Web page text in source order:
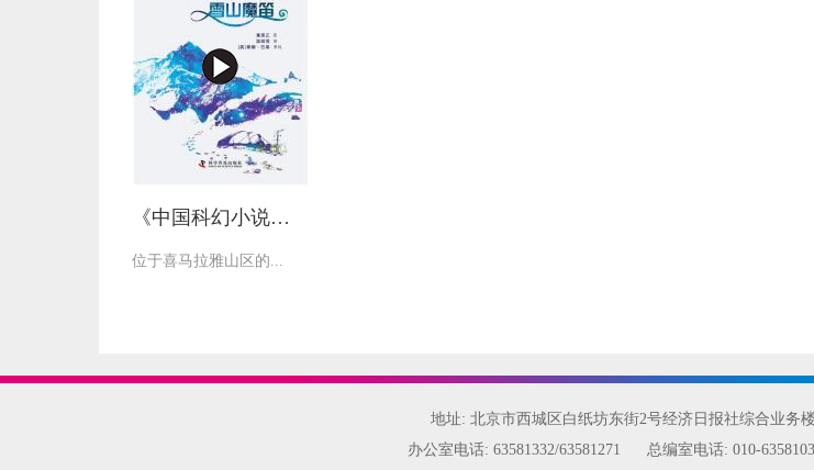
《中国科幻小说精选之雪山魔笛》
位于喜马拉雅山区的...
地址: 北京市西城区白纸坊东街2号经济日报社综合业务
办公室电话: 63581332/63581271 总编室电话: 010-